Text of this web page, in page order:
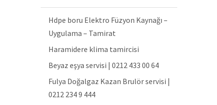
Hdpe boru Elektro Füzyon Kaynağı –
Uygulama – Tamirat
Haramidere klima tamircisi
Beyaz eşya servisi | 0212 433 00 64
Fulya Doğalgaz Kazan Brulör servisi |
0212 234 9 444